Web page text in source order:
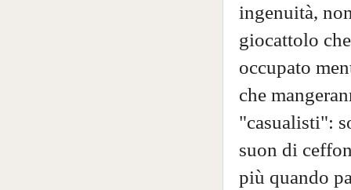
ingenuità,
giocattolo
occupato
che
"casualisti":
suon di
più quando